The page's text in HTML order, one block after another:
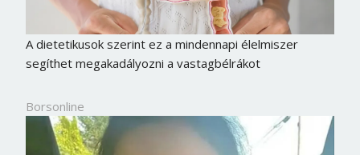
A dietetikusok szerint ez a mindennapi élelmiszer
segíthet megakadályozni a vastagbélrákot
Borsonline